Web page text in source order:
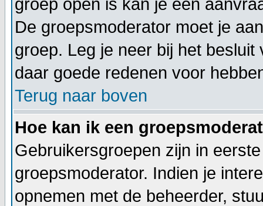
groep open is kan je een
De groepsmoderator moet je
groep. Leg je neer bij het
daar goede redenen voor
Terug naar boven
Hoe kan ik een
Gebruikersgroepen zijn in
groepsmoderator. Indien je
opnemen met de beheerder,